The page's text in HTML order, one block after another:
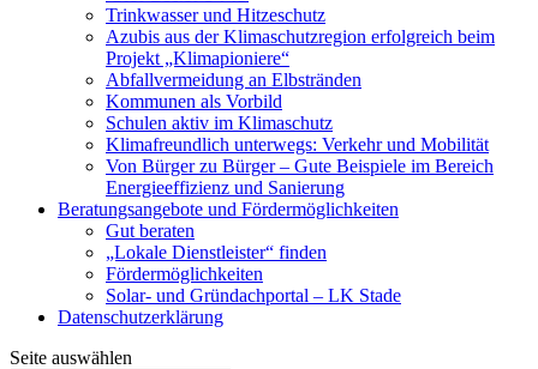
Trinkwasser und Hitzeschutz
Azubis aus der Klimaschutzregion erfolgreich beim
Projekt „Klimapioniere“
Abfallvermeidung an Elbstränden
Kommunen als Vorbild
Schulen aktiv im Klimaschutz
Klimafreundlich unterwegs: Verkehr und Mobilität
Von Bürger zu Bürger – Gute Beispiele im Bereich
Energieeffizienz und Sanierung
Beratungsangebote und Fördermöglichkeiten
Gut beraten
„Lokale Dienstleister“ finden
Fördermöglichkeiten
Solar- und Gründachportal – LK Stade
Datenschutzerklärung
Seite auswählen